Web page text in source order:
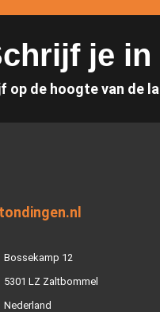
je
op de hoogte van de
Bossekamp 12
5301 LZ Zaltbommel
Nederland